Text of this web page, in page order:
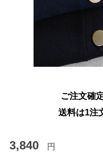
ご注文確
送料は1注
3,840 円